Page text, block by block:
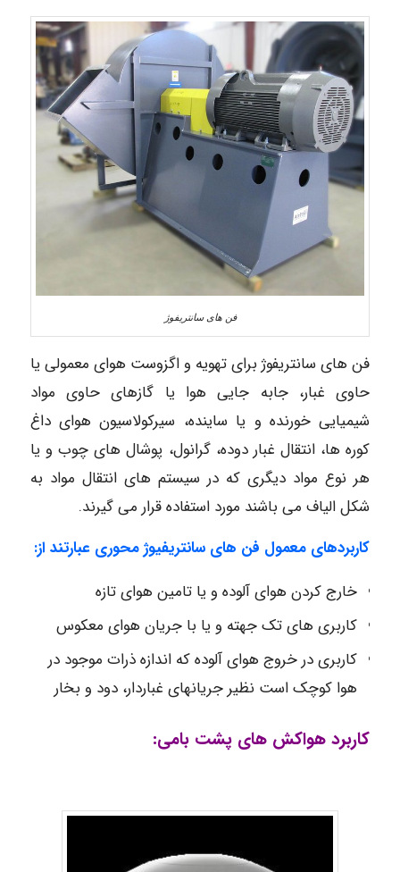
فن های سانتریفوژ
فن های سانتریفوژ برای تهویه و اگزوست هوای معمولی یا
حاوی غبار، جابه جایی هوا یا گازهای حاوی مواد
شیمیایی خورنده و یا ساینده، سیرکولاسیون هوای داغ
کوره ها، انتقال غبار دوده، گرانول، پوشال های چوب و یا
هر نوع مواد دیگری که در سیستم های انتقال مواد به
شکل الیاف می باشند مورد استفاده قرار می گیرند.
کاربردهای معمول فن های سانتریفیوژ محوری عبارتند از:
خارج کردن هوای آلوده و یا تامین هوای تازه
کاربری های تک جهته و یا با جریان هوای معکوس
کاربری در خروج هوای آلوده که اندازه ذرات موجود در
هوا کوچک است نظیر جریانهای غباردار، دود و بخار
کاربرد هواکش های پشت بامی: